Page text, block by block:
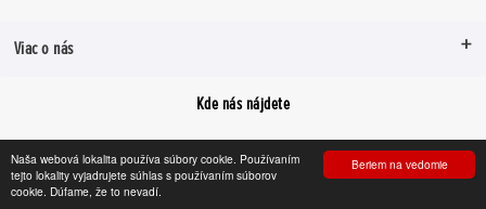
Beriem na vedomie
Naša webová lokalita používa súbory cookie. Používaním
tejto lokality vyjadrujete súhlas s používaním súborov
cookie. Dúfame, že to nevadí.
Viac o nás
Kde nás nájdete
Facebook